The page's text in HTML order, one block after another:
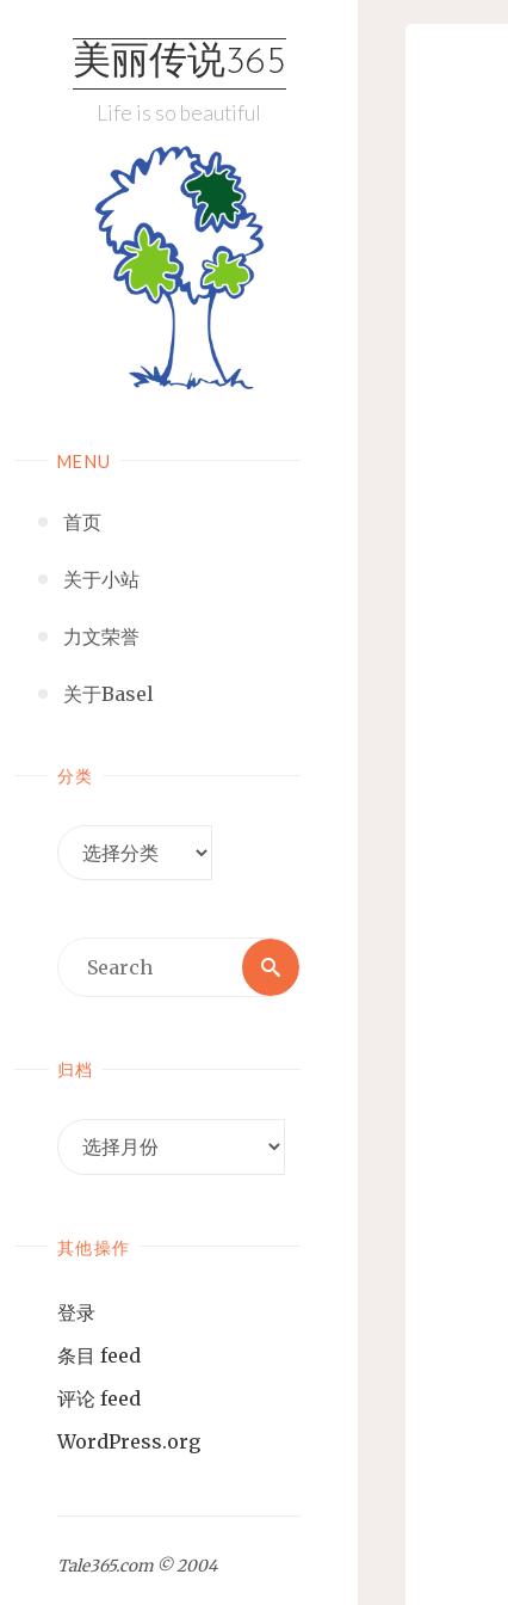
美丽传说365
Life is so beautiful
MENU
首页
关于小站
力文荣誉
关于Basel
分类
Search
Search
归档
其他操作
登录
条目 feed
评论 feed
WordPress.org
Tale365.com © 2004